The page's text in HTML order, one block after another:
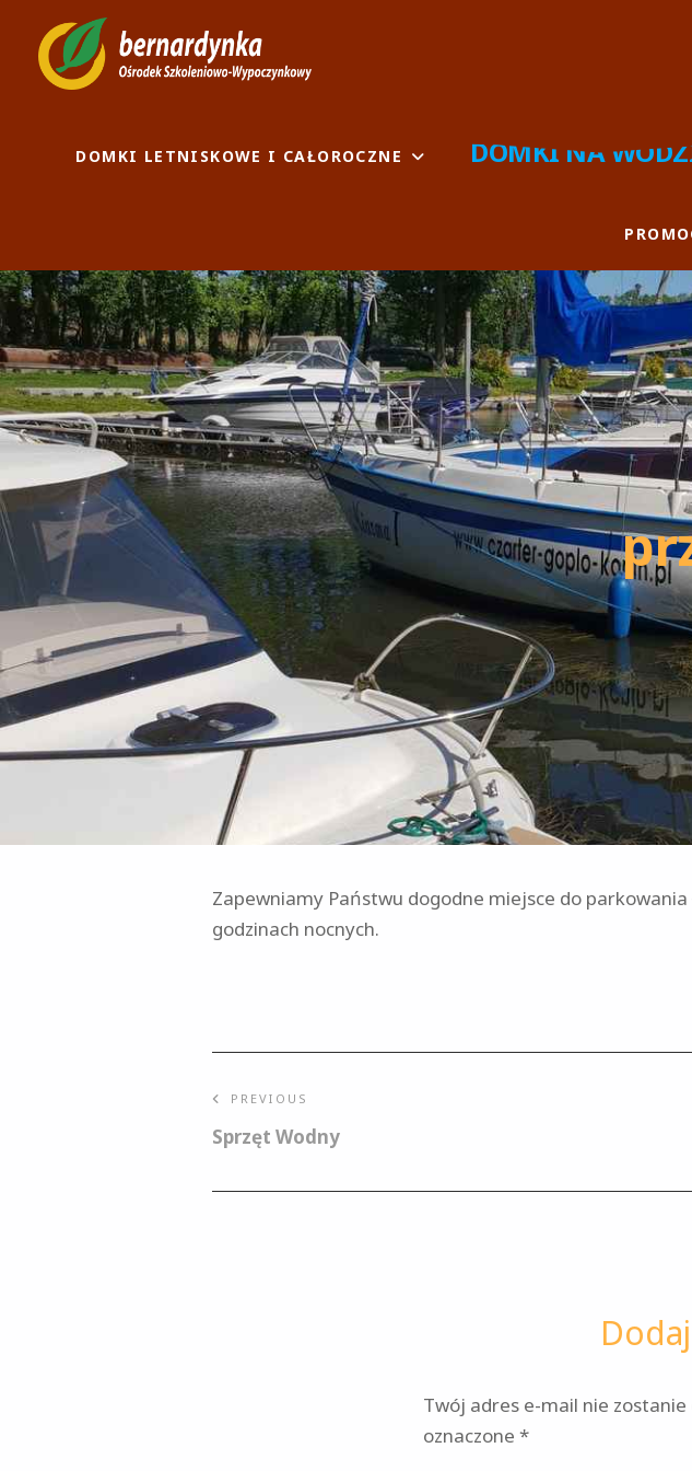
content
DOMKI LETNISKOWE I CAŁOROCZNE DOMKI NA
Zapewniamy Państwu dogodne miejsce do
godzinach nocnych.
Nawigacja
wpisu
PREVIOUS
Sprzęt Wodny
Twój adres e-mail nie zostanie
oznaczone *